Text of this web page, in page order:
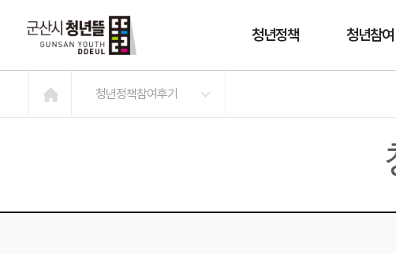
청년정책 청년참여
청년정책참여후기